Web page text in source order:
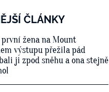
ČLÁNKY
žena na Mount
výstupu přežila pád
ji zpod sněhu a ona stejně